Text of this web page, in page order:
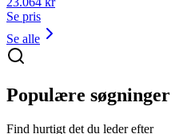
Se pris
Se alle
Populære søgninger
Find hurtigt det du leder efter